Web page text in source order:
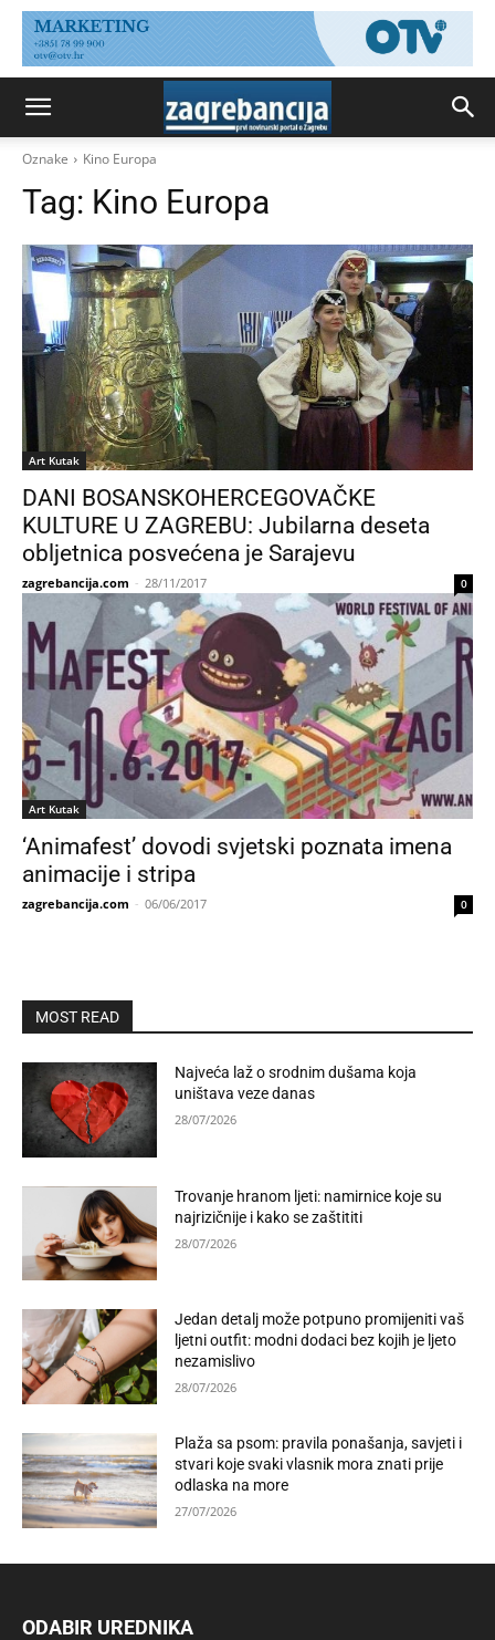
Oznake Kino Europa
Tag: Kino Europa
Art Kutak
DANI BOSANSKOHERCEGOVAČKE
KULTURE U ZAGREBU: Jubilarna deseta
obljetnica posvećena je Sarajevu
zagrebancija.com - 28/11/2017 0
Art Kutak
‘Animafest’ dovodi svjetski poznata imena
animacije i stripa
zagrebancija.com - 06/06/2017 0
MOST READ
Najveća laž o srodnim dušama koja
uništava veze danas
28/07/2026
Trovanje hranom ljeti: namirnice koje su
najrizičnije i kako se zaštititi
28/07/2026
Jedan detalj može potpuno promijeniti vaš
ljetni outfit: modni dodaci bez kojih je ljeto
nezamislivo
28/07/2026
Plaža sa psom: pravila ponašanja, savjeti i
stvari koje svaki vlasnik mora znati prije
odlaska na more
27/07/2026
ODABIR UREDNIKA